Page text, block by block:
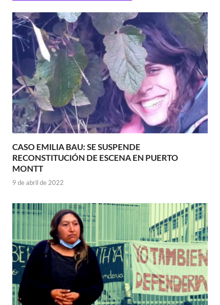
CASO EMILIA BAU: SE SUSPENDE
RECONSTITUCIÓN DE ESCENA EN PUERTO
MONTT
9 de abril de 2022